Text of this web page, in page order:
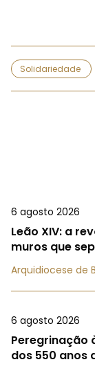
Solidariedade
6 agosto 2026
Leão XIV: a
muros que
Arquidiocese de
6 agosto 2026
Peregrinação
dos 550 anos